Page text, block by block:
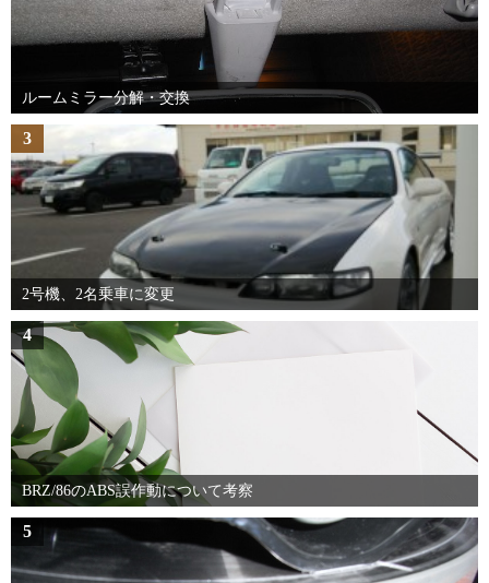
ルームミラー分解・交換
3
2号機、2名乗車に変更
4
BRZ/86のABS誤作動について考察
5